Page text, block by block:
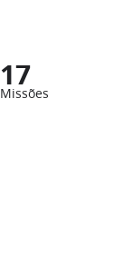
17
Missões